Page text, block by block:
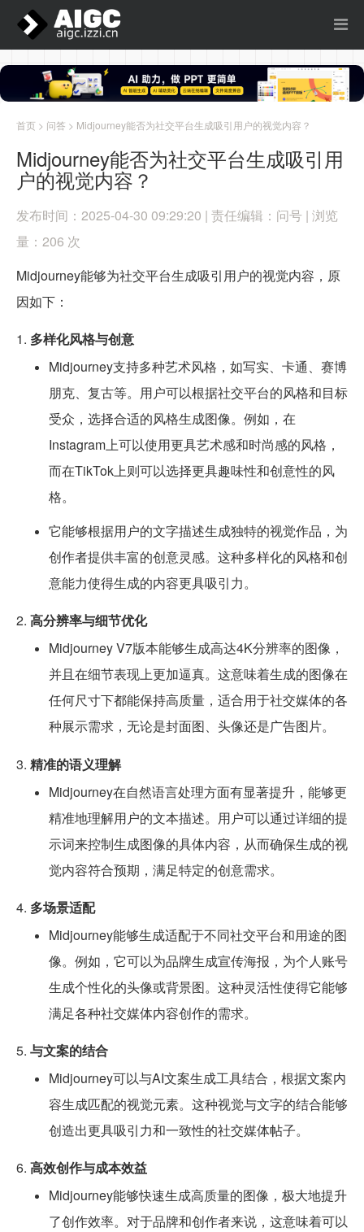
首页 > 问答 > Midjourney能否为社交平台生成吸引用户的视觉内容？
Midjourney能否为社交平台生成吸引用
户的视觉内容？
发布时间：2025-04-30 09:29:20 | 责任编辑：问号 | 浏览
量：206 次
Midjourney能够为社交平台生成吸引用户的视觉内容，原
因如下：
1. 多样化风格与创意
Midjourney支持多种艺术风格，如写实、卡通、赛博
朋克、复古等。用户可以根据社交平台的风格和目标
受众，选择合适的风格生成图像。例如，在
Instagram上可以使用更具艺术感和时尚感的风格，
而在TikTok上则可以选择更具趣味性和创意性的风
格。
它能够根据用户的文字描述生成独特的视觉作品，为
创作者提供丰富的创意灵感。这种多样化的风格和创
意能力使得生成的内容更具吸引力。
2. 高分辨率与细节优化
Midjourney V7版本能够生成高达4K分辨率的图像，
并且在细节表现上更加逼真。这意味着生成的图像在
任何尺寸下都能保持高质量，适合用于社交媒体的各
种展示需求，无论是封面图、头像还是广告图片。
3. 精准的语义理解
Midjourney在自然语言处理方面有显著提升，能够更
精准地理解用户的文本描述。用户可以通过详细的提
示词来控制生成图像的具体内容，从而确保生成的视
觉内容符合预期，满足特定的创意需求。
4. 多场景适配
Midjourney能够生成适配于不同社交平台和用途的图
像。例如，它可以为品牌生成宣传海报，为个人账号
生成个性化的头像或背景图。这种灵活性使得它能够
满足各种社交媒体内容创作的需求。
5. 与文案的结合
Midjourney可以与AI文案生成工具结合，根据文案内
容生成匹配的视觉元素。这种视觉与文字的结合能够
创造出更具吸引力和一致性的社交媒体帖子。
6. 高效创作与成本效益
Midjourney能够快速生成高质量的图像，极大地提升
了创作效率。对于品牌和创作者来说，这意味着可以